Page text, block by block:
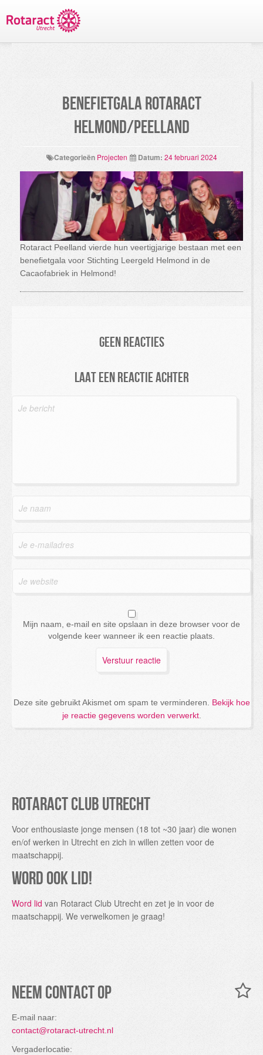
Benefietgala Rotaract
Helmond/Peelland
Categorieën Projecten Datum: 24 februari 2024
Rotaract Peelland vierde hun veertigjarige bestaan met een
benefietgala voor Stichting Leergeld Helmond in de
Cacaofabriek in Helmond!
Geen reacties
Laat een reactie achter
Mijn naam, e-mail en site opslaan in deze browser voor de
volgende keer wanneer ik een reactie plaats.
Deze site gebruikt Akismet om spam te verminderen. Bekijk hoe
je reactie gegevens worden verwerkt.
Rotaract Club Utrecht
Voor enthousiaste jonge mensen (18 tot ~30 jaar) die wonen
en/of werken in Utrecht en zich in willen zetten voor de
maatschappij.
Word ook lid!
Word lid van Rotaract Club Utrecht en zet je in voor de
maatschappij. We verwelkomen je graag!
Neem contact op
E-mail naar:
contact@rotaract-utrecht.nl
Vergaderlocatie: